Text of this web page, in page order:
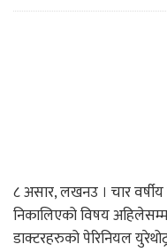
८ असार, लखनउ । चार
निकालिएको विषय
डाक्टरहरुको पेरिनियल